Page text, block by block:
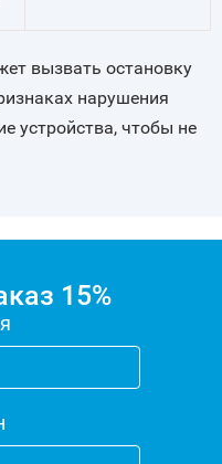
вызвать остановку
нарушения
устройства, чтобы не
15%